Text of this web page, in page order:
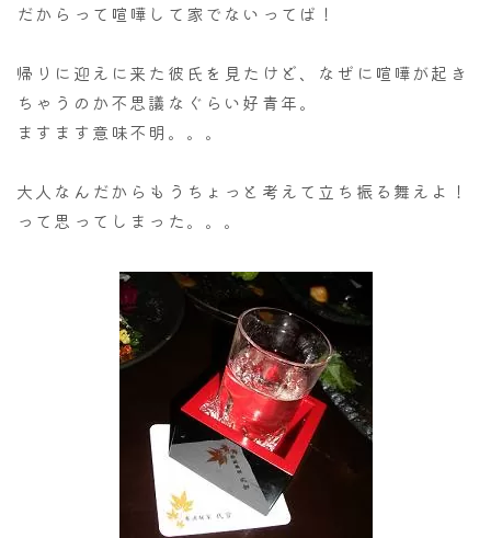
だからって喧嘩して家でないってば！
帰りに迎えに来た彼氏を見たけど、なぜに喧嘩が起き
ちゃうのか不思議なぐらい好青年。
ますます意味不明。。。
大人なんだからもうちょっと考えて立ち振る舞えよ！
って思ってしまった。。。